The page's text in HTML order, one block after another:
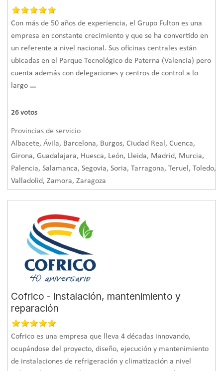
Con más de 50 años de experiencia, el Grupo Fulton es una
empresa en constante crecimiento y que se ha convertido en
un referente a nivel nacional. Sus oficinas centrales están
ubicadas en el Parque Tecnológico de Paterna (Valencia) pero
cuenta además con delegaciones y centros de control a lo
largo ...
26 votos
Provincias de servicio
Albacete, Ávila, Barcelona, Burgos, Ciudad Real, Cuenca,
Girona, Guadalajara, Huesca, León, Lleida, Madrid, Murcia,
Palencia, Salamanca, Segovia, Soria, Tarragona, Teruel, Toledo,
Valladolid, Zamora, Zaragoza
Cofrico - Instalación, mantenimiento y
reparación
Cofrico es una empresa que lleva 4 décadas innovando,
ocupándose del proyecto, diseño, ejecución y mantenimiento
de instalaciones de refrigeración y climatización a nivel